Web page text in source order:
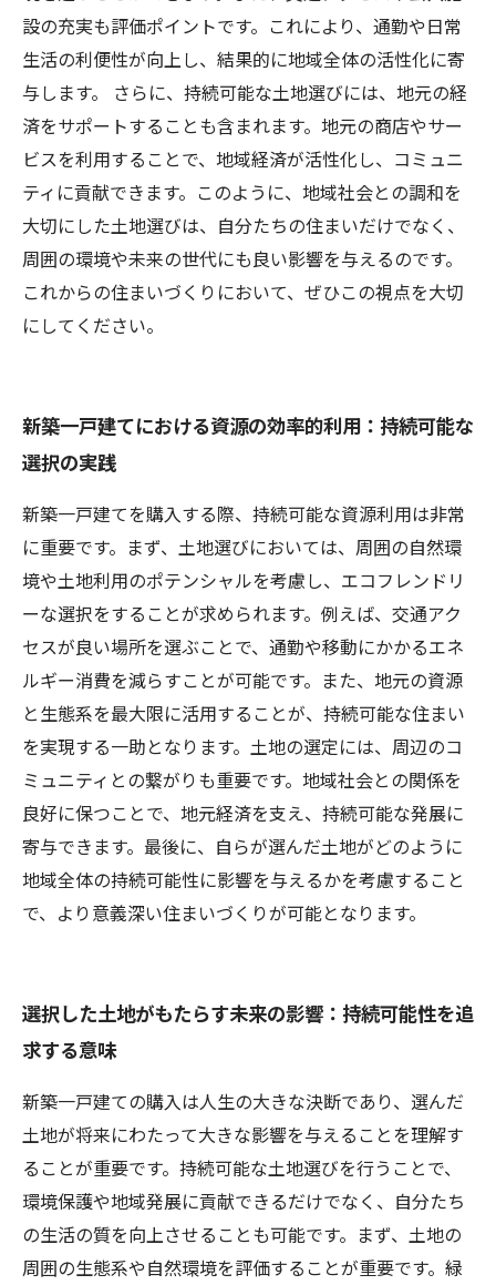
設の充実も評価ポイントです。これにより、通勤や日常
生活の利便性が向上し、結果的に地域全体の活性化に寄
与します。 さらに、持続可能な土地選びには、地元の経
済をサポートすることも含まれます。地元の商店やサー
ビスを利用することで、地域経済が活性化し、コミュニ
ティに貢献できます。このように、地域社会との調和を
大切にした土地選びは、自分たちの住まいだけでなく、
周囲の環境や未来の世代にも良い影響を与えるのです。
これからの住まいづくりにおいて、ぜひこの視点を大切
にしてください。
新築一戸建てにおける資源の効率的利用：持続可能な
選択の実践
新築一戸建てを購入する際、持続可能な資源利用は非常
に重要です。まず、土地選びにおいては、周囲の自然環
境や土地利用のポテンシャルを考慮し、エコフレンドリ
ーな選択をすることが求められます。例えば、交通アク
セスが良い場所を選ぶことで、通勤や移動にかかるエネ
ルギー消費を減らすことが可能です。また、地元の資源
と生態系を最大限に活用することが、持続可能な住まい
を実現する一助となります。土地の選定には、周辺のコ
ミュニティとの繋がりも重要です。地域社会との関係を
良好に保つことで、地元経済を支え、持続可能な発展に
寄与できます。最後に、自らが選んだ土地がどのように
地域全体の持続可能性に影響を与えるかを考慮すること
で、より意義深い住まいづくりが可能となります。
選択した土地がもたらす未来の影響：持続可能性を追
求する意味
新築一戸建ての購入は人生の大きな決断であり、選んだ
土地が将来にわたって大きな影響を与えることを理解す
ることが重要です。持続可能な土地選びを行うことで、
環境保護や地域発展に貢献できるだけでなく、自分たち
の生活の質を向上させることも可能です。まず、土地の
周囲の生態系や自然環境を評価することが重要です。緑